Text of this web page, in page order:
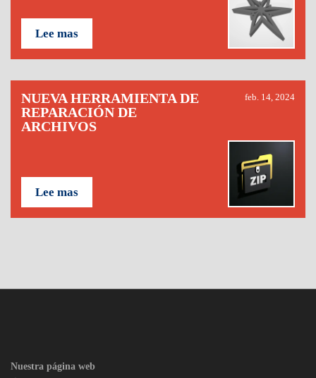
Lee mas
NUEVA HERRAMIENTA DE
REPARACIÓN DE
ARCHIVOS
feb. 14, 2024
Lee mas
Nuestra página web